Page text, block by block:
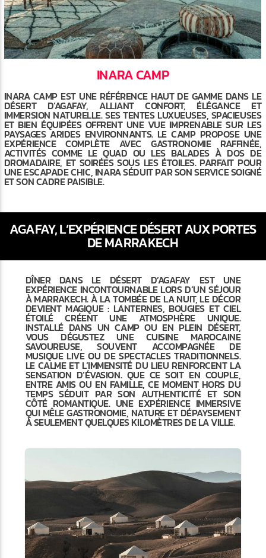
INARA CAMP
INARA CAMP EST UNE RÉFÉRENCE HAUT DE GAMME DANS LE
DÉSERT D’AGAFAY, ALLIANT CONFORT, ÉLÉGANCE ET
IMMERSION NATURELLE. SES TENTES LUXUEUSES, SPACIEUSES
ET BIEN ÉQUIPÉES OFFRENT UNE VUE IMPRENABLE SUR LES
PAYSAGES ARIDES ENVIRONNANTS. LE CAMP PROPOSE UNE
EXPÉRIENCE COMPLÈTE AVEC GASTRONOMIE RAFFINÉE,
ACTIVITÉS COMME LE QUAD OU LES BALADES À DOS DE
DROMADAIRE, ET SOIRÉES SOUS LES ÉTOILES. PARFAIT POUR
UNE ESCAPADE CHIC, INARA SÉDUIT PAR SON SERVICE SOIGNÉ
ET SON CADRE PAISIBLE.
AGAFAY, L’EXPÉRIENCE DÉSERT AUX PORTES
DE MARRAKECH
DÎNER DANS LE DÉSERT D’AGAFAY EST UNE
EXPÉRIENCE INCONTOURNABLE LORS D’UN SÉJOUR
À MARRAKECH. À LA TOMBÉE DE LA NUIT, LE DÉCOR
DEVIENT MAGIQUE : LANTERNES, BOUGIES ET CIEL
ÉTOILÉ CRÉENT UNE ATMOSPHÈRE UNIQUE.
INSTALLÉ DANS UN CAMP OU EN PLEIN DÉSERT,
VOUS DÉGUSTEZ UNE CUISINE MAROCAINE
SAVOUREUSE, SOUVENT ACCOMPAGNÉE DE
MUSIQUE LIVE OU DE SPECTACLES TRADITIONNELS.
LE CALME ET L’IMMENSITÉ DU LIEU RENFORCENT LA
SENSATION D’ÉVASION. QUE CE SOIT EN COUPLE,
ENTRE AMIS OU EN FAMILLE, CE MOMENT HORS DU
TEMPS SÉDUIT PAR SON AUTHENTICITÉ ET SON
CÔTÉ ROMANTIQUE. UNE EXPÉRIENCE IMMERSIVE
QUI MÊLE GASTRONOMIE, NATURE ET DÉPAYSEMENT
À SEULEMENT QUELQUES KILOMÈTRES DE LA VILLE.